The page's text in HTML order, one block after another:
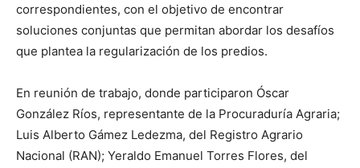
correspondientes, con el objetivo de encontrar
soluciones conjuntas que permitan abordar los desafíos
que plantea la regularización de los predios.
En reunión de trabajo, donde participaron Óscar
González Ríos, representante de la Procuraduría Agraria;
Luis Alberto Gámez Ledezma, del Registro Agrario
Nacional (RAN); Yeraldo Emanuel Torres Flores, del